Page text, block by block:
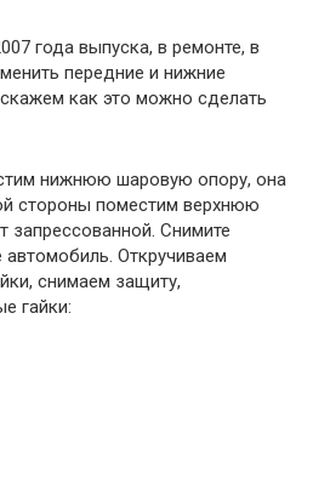
года выпуска, в ремонте, в
передние и нижние
как это можно сделать
нижнюю шаровую опору, она
стороны поместим верхнюю
запрессованной. Снимите
Откручиваем
снимаем защиту,
гайки: